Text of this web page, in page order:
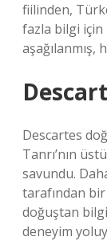
fiilinden,
fazla bilgi için
aşağılanmış,
Descartes
Tanrı’nın
savundu.
tarafından
doğuştan
deneyim